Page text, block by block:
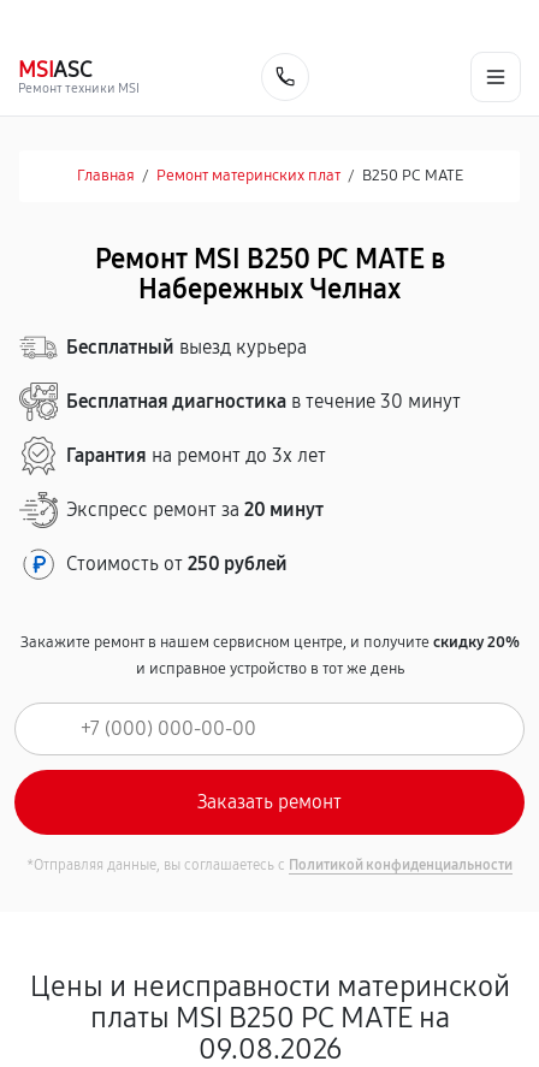
MSIASC
Ремонт техники MSI
Главная / Ремонт материнских плат / B250 PC MATE
Ремонт MSI B250 PC MATE в
Набережных Челнах
Бесплатный выезд курьера
Бесплатная диагностика в течение 30 минут
Гарантия на ремонт до 3х лет
Экспресс ремонт за 20 минут
Стоимость от 250 рублей
Закажите ремонт в нашем сервисном центре, и получитескидку 20%
и исправное устройство в тот же день
*Отправляя данные, вы соглашаетесь с Политикой конфиденциальности
Цены и неисправности материнской
платы MSI B250 PC MATE на
09.08.2026